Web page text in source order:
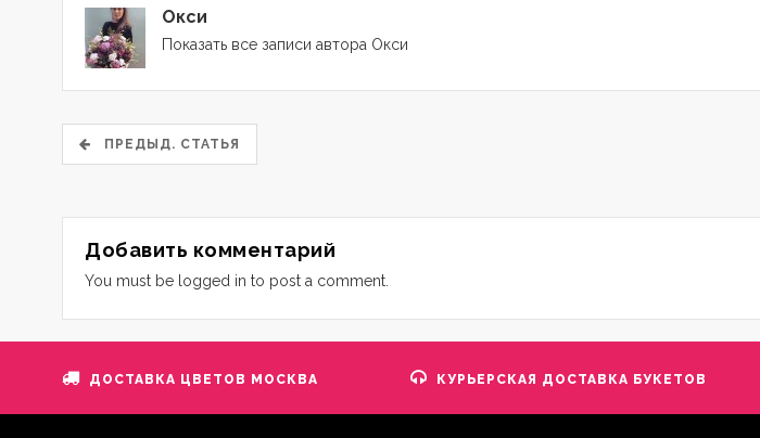
Окси
Показать все записи автора Окси
ПРЕДЫД. СТАТЬЯ
Добавить комментарий
You must be logged in to post a comment.
ДОСТАВКА ЦВЕТОВ МОСКВА КУРЬЕРСКАЯ ДОСТАВКА БУКЕТОВ